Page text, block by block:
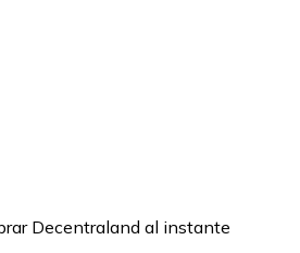
Decentraland al instante